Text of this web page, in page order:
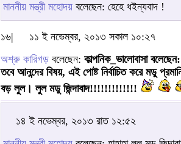
মাননীয় মন্ত্রী মহোদয় বলেছেন: হেহে ধইন্যবাদ !
১৬|
১১ ই নভেম্বর, ২০১৩ সকাল ১০:২৭
অশ্রু কারিগড় বলেছেন: কাল্পনিক_ভালোবাসা বলেছেন:
তবে আনন্দের বিষয়, এই পোষ্ট নির্বাচিত করে মডু
বড় লুল। লুল মডু জিন্দাবাদ!!!!!!!!!!!!!
১৪ ই নভেম্বর, ২০১৩ রাত ১২:৫২